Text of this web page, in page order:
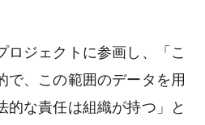
ロジェクトに参画し、「こ
で、この範囲のデータを用
的な責任は組織が持つ」と